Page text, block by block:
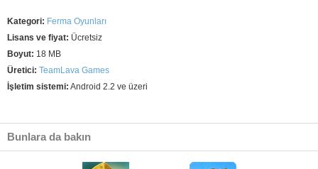
Kategori: Ferma Oyunları
Lisans ve fiyat: Ücretsiz
Boyut: 18 MB
Üretici: TeamLava Games
İşletim sistemi: Android 2.2 ve üzeri
Bunlara da bakın